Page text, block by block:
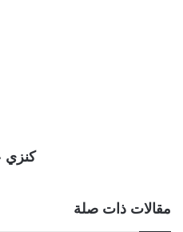
كنزي
مقالات ذات صلة